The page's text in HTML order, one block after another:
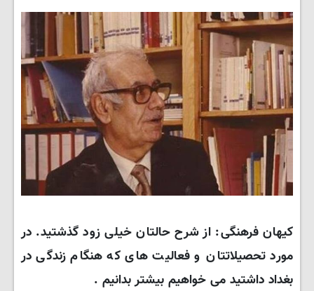
کیهان فرهنگی: از شرح حالتان خیلی زود گذشتید. در
مورد تحصیلاتتان و فعالیت های که هنگام زندگی در
بغداد داشتید می خواهیم بیشتر بدانیم .